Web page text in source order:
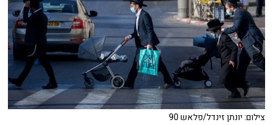
צילום: יונתן זינדל/פלאש 90